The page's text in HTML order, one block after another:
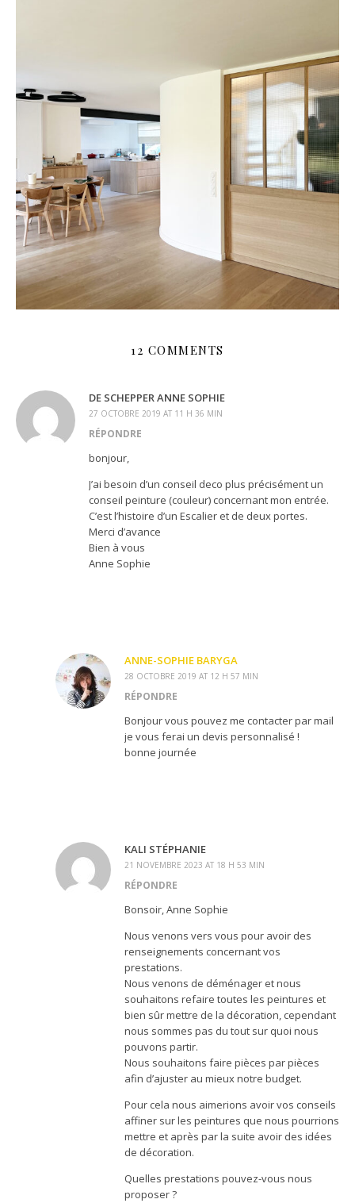
12 COMMENTS
DE SCHEPPER ANNE SOPHIE
27 OCTOBRE 2019 AT 11 H 36 MIN
RÉPONDRE
bonjour,
J’ai besoin d’un conseil deco plus précisément un
conseil peinture (couleur) concernant mon entrée.
C’est l’histoire d’un Escalier et de deux portes.
Merci d’avance
Bien à vous
Anne Sophie
ANNE-SOPHIE BARYGA
28 OCTOBRE 2019 AT 12 H 57 MIN
RÉPONDRE
Bonjour vous pouvez me contacter par mail
je vous ferai un devis personnalisé !
bonne journée
KALI STÉPHANIE
21 NOVEMBRE 2023 AT 18 H 53 MIN
RÉPONDRE
Bonsoir, Anne Sophie
Nous venons vers vous pour avoir des
renseignements concernant vos
prestations.
Nous venons de déménager et nous
souhaitons refaire toutes les peintures et
bien sûr mettre de la décoration, cependant
nous sommes pas du tout sur quoi nous
pouvons partir.
Nous souhaitons faire pièces par pièces
afin d’ajuster au mieux notre budget.
Pour cela nous aimerions avoir vos conseils
affiner sur les peintures que nous pourrions
mettre et après par la suite avoir des idées
de décoration.
Quelles prestations pouvez-vous nous
proposer ?